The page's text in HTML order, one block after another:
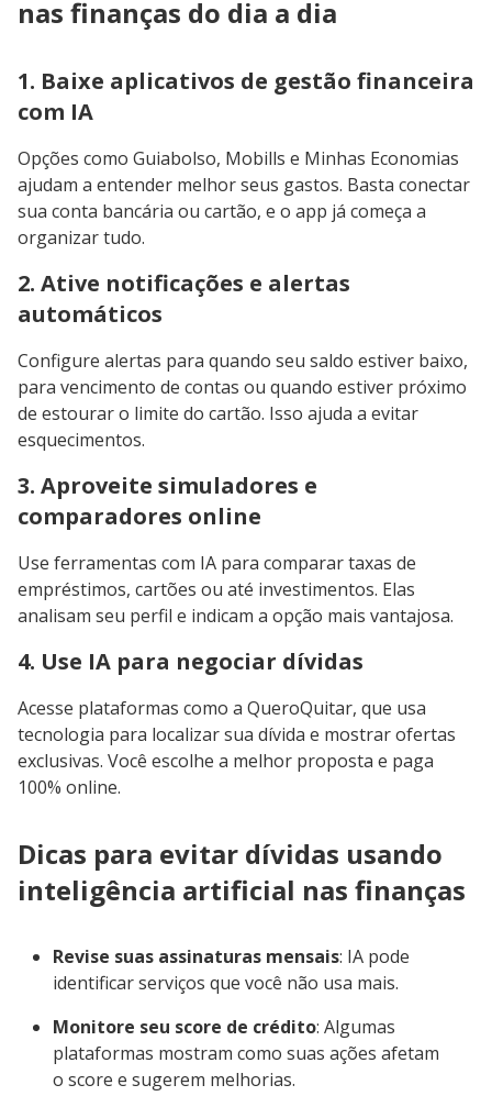
nas finanças do dia a dia
1. Baixe aplicativos de gestão financeira
com IA
Opções como Guiabolso, Mobills e Minhas Economias
ajudam a entender melhor seus gastos. Basta conectar
sua conta bancária ou cartão, e o app já começa a
organizar tudo.
2. Ative notificações e alertas
automáticos
Configure alertas para quando seu saldo estiver baixo,
para vencimento de contas ou quando estiver próximo
de estourar o limite do cartão. Isso ajuda a evitar
esquecimentos.
3. Aproveite simuladores e
comparadores online
Use ferramentas com IA para comparar taxas de
empréstimos, cartões ou até investimentos. Elas
analisam seu perfil e indicam a opção mais vantajosa.
4. Use IA para negociar dívidas
Acesse plataformas como a QueroQuitar, que usa
tecnologia para localizar sua dívida e mostrar ofertas
exclusivas. Você escolhe a melhor proposta e paga
100% online.
Dicas para evitar dívidas usando
inteligência artificial nas finanças
Revise suas assinaturas mensais: IA pode
identificar serviços que você não usa mais.
Monitore seu score de crédito: Algumas
plataformas mostram como suas ações afetam
o score e sugerem melhorias.